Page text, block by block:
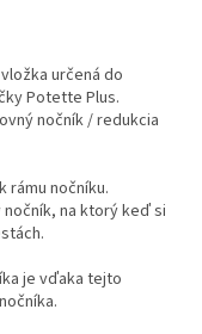
určená do
Potette Plus.
nočník / redukcia
rámu nočníku.
na ktorý keď si
je vďaka tejto